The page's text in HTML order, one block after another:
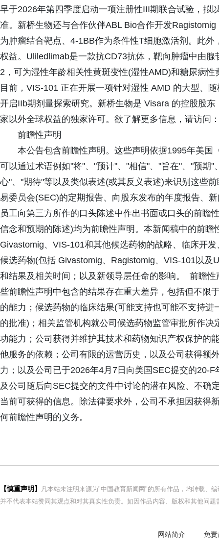
早于2026年第四季度启动一项注册性III期联合试验，拟
准。新桥生物还与合作伙伴ABL Bio合作开发
为肿瘤结合靶点、4-1BB作为条件性T细胞激活剂。此
权益。Uliledlimab是一款抗CD73抗体，靶向肿瘤中由
2，可为湿性年龄相关性黄斑变性(湿性AMD)和糖尿病
目前，VIS-101 正在开展一项针对湿性 AMD 的大型、
开启IIb期剂量探索研究。新桥生物是 Visara 的控股股
家以外全球权益的独家许可。欲了解更多信息，请访问
前瞻性声明
本公告包含前瞻性声明。这些声明依据1995年美
可以通过术语例如"将"、"预计"、"相信"、"旨在"、"预期
心"、"期待"等以及类似表述(或其反义表述)来识别这些
易委员会(SEC)的定期报告、向股东发布的年度报告、
员工向第三方所作的口头陈述中作出书面或口头的前瞻
信念和预期的陈述)均为前瞻性声明。本新闻稿中的前
Givastomig、VIS-101和其他候选药物的战略、临床开
候选药物(包括 Givastomig、Ragistomig、VIS-101以
和结果及相关时间；以及新领导层任命的影响。 前瞻
些前瞻性声明中包含的结果存在重大差异，包括但不限
的能力；候选药物的临床结果(可能支持也可能不支持
的批准)；相关监管机构就公司候选药物监管审批所作
功能力；公司获得并维护其技术和药物知识产权保护的
他服务的依赖；公司有限的运营历史，以及公司获得额
力；以及公司已于2026年4月7日向美国SEC提交的20-
及公司随后向SEC提交的文件中讨论的潜在风险、不确
当前可获得的信息。除法律要求外，公司不承担因获得
何前瞻性声明的义务。
【慎重声明】
凡本站未注明来源为"中国教育新闻网"的所有作品，均转载、
并不代表本站赞同其观点和对其真实性负责。如因作品内容、版权和其他问
网站简介 免责